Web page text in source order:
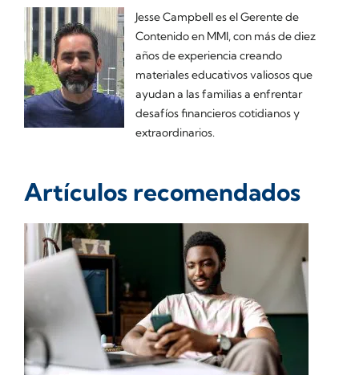
Jesse Campbell es el Gerente de
Contenido en MMI, con más de diez
años de experiencia creando
materiales educativos valiosos que
ayudan a las familias a enfrentar
desafíos financieros cotidianos y
extraordinarios.
Artículos recomendados